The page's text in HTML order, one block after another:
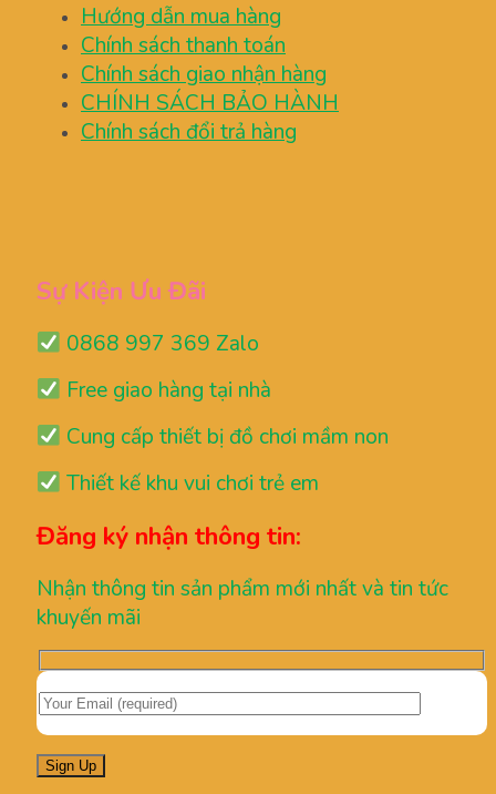
Hướng dẫn mua hàng
Chính sách thanh toán
Chính sách giao nhận hàng
CHÍNH SÁCH BẢO HÀNH
Chính sách đổi trả hàng
Sự Kiện Ưu Đãi
0868 997 369 Zalo
Free giao hàng tại nhà
Cung cấp thiết bị đồ chơi mầm non
Thiết kế khu vui chơi trẻ em
Đăng ký nhận thông tin:
Nhận thông tin sản phẩm mới nhất và tin tức
khuyến mãi